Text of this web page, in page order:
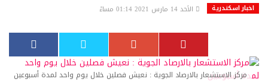
اخبار اسكندرية الأحد 14 مارس 2021 01:14 مساءً
مركز الاستشعار بالارصاد الجوية : نعيش فصلين خلال يوم واحد لمدة أسبوعين